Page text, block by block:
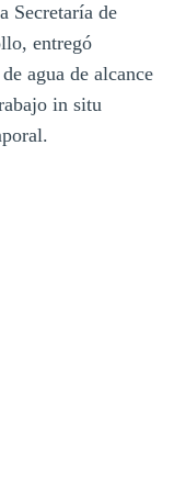
Secretaría de
entregó
agua de alcance
in situ